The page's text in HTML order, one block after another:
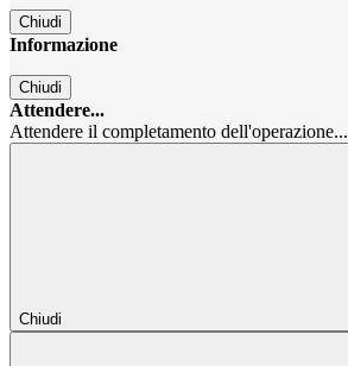
Chiudi
Informazione
Chiudi
Attendere...
Attendere il completamento dell'operazione...
Chiudi